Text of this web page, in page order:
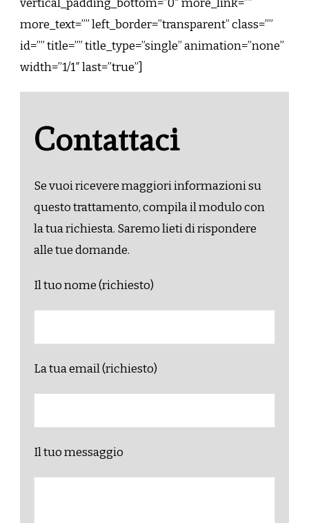
vertical_padding_bottom=”0″ more_link=””
more_text=”” left_border=”transparent” class=””
id=”” title=”” title_type=”single” animation=”none”
width=”1/1″ last=”true”]
Contattaci
Se vuoi ricevere maggiori informazioni su
questo trattamento, compila il modulo con
la tua richiesta. Saremo lieti di rispondere
alle tue domande.
Il tuo nome (richiesto)
La tua email (richiesto)
Il tuo messaggio